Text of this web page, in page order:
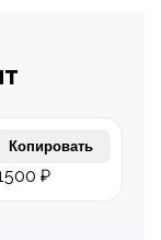
Копировать
₽